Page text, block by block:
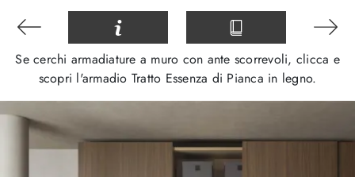
Se cerchi armadiature a muro con ante scorrevoli, clicca e
scopri l'armadio Tratto Essenza di Pianca in legno.